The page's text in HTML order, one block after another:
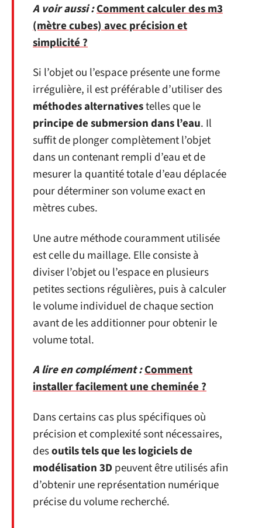
A voir aussi :Comment calculer des m3
(mètre cubes) avec précision et
simplicité ?
Si l’objet ou l’espace présente une forme
irrégulière, il est préférable d’utiliser des
méthodes alternativestelles que le
principe de submersion dans l’eau. Il
suffit de plonger complètement l’objet
dans un contenant rempli d’eau et de
mesurer la quantité totale d’eau déplacée
pour déterminer son volume exact en
mètres cubes.
Une autre méthode couramment utilisée
est celle du maillage. Elle consiste à
diviser l’objet ou l’espace en plusieurs
petites sections régulières, puis à calculer
le volume individuel de chaque section
avant de les additionner pour obtenir le
volume total.
A lire en complément :Comment
installer facilement une cheminée ?
Dans certains cas plus spécifiques où
précision et complexité sont nécessaires,
desoutils tels que les logiciels de
modélisation 3Dpeuvent être utilisés afin
d’obtenir une représentation numérique
précise du volume recherché.